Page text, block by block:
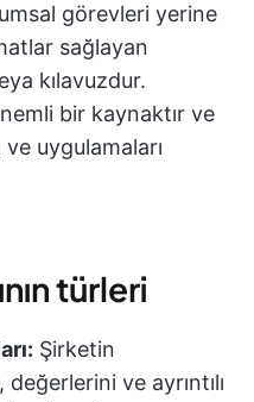
görevleri yerine
sağlayan
kılavuzdur.
bir kaynaktır ve
uygulamaları
türleri
Şirketin
ve ayrıntılı